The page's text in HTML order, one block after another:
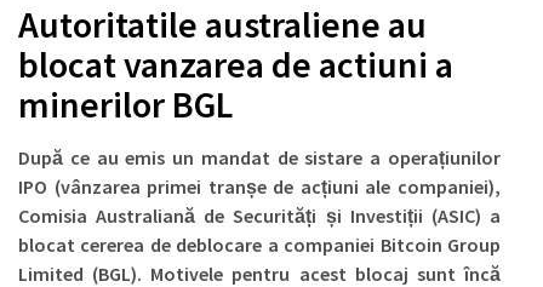
Autoritatile australiene au
blocat vanzarea de actiuni a
minerilor BGL
După ce au emis un mandat de sistare a operațiunilor
IPO (vânzarea primei tranșe de acțiuni ale companiei),
Comisia Australiană de Securități și Investiții (ASIC) a
blocat cererea de deblocare a companiei Bitcoin Group
Limited (BGL). Motivele pentru acest blocaj sunt încă